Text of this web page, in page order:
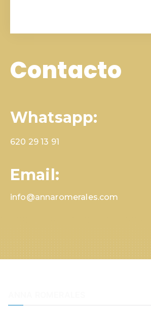
Contacto
Whatsapp:
620 29 13 91
Email:
info@annaromerales.com